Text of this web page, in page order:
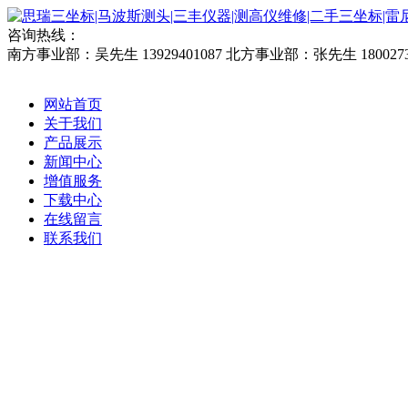
咨询热线：
南方事业部：吴先生 13929401087 北方事业部：张先生
网站首页
关于我们
产品展示
新闻中心
增值服务
下载中心
在线留言
联系我们